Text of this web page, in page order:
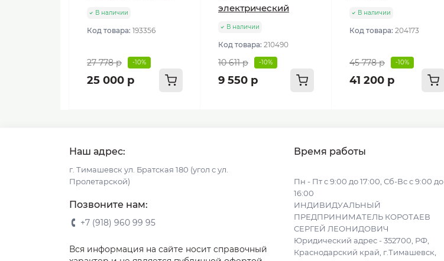
В наличии
Код товара: 193356
27 778 р -10%
25 000 р
электрический
В наличии
Код товара: 210490
10 611 р -10%
9 550 р
В наличии
Код товара: 204173
45 778 р -10%
41 200 р
Наш адрес:
г. Тимашевск ул. Братская 180 (угол с ул.
Пролетарской)
Позвоните нам:
+7 (918) 960 99 95
Вся информация на сайте носит справочный
Время работы
Пн - Пт с 9:00 до 17:00, Сб-Вс с 9:00 до
16:00
ИНДИВИДУАЛЬНЫЙ
ПРЕДПРИНИМАТЕЛЬ КОРОТАЕВ
СЕРГЕЙ ЛЕОНИДОВИЧ
Юридический адрес - 352700, РФ,
Краснодарский край, г.Тимашевск,